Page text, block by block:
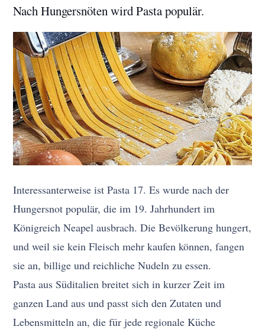
Nach Hungersnöten wird Pasta populär.
Interessanterweise ist Pasta 17. Es wurde nach der
Hungersnot populär, die im 19. Jahrhundert im
Königreich Neapel ausbrach. Die Bevölkerung hungert,
und weil sie kein Fleisch mehr kaufen können, fangen
sie an, billige und reichliche Nudeln zu essen.
Pasta aus Süditalien breitet sich in kurzer Zeit im
ganzen Land aus und passt sich den Zutaten und
Lebensmitteln an, die für jede regionale Küche